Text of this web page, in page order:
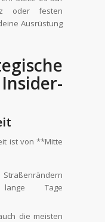
oder festen
Ausrüstung
ist von **Mitte
Tage
die meisten